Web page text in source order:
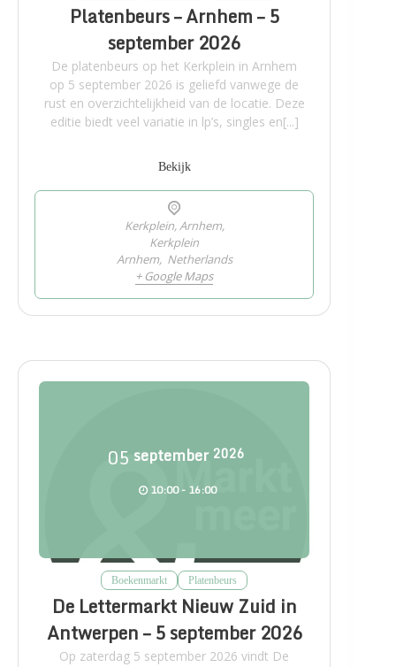
Platenbeurs – Arnhem – 5
september 2026
De platenbeurs op het Kerkplein in Arnhem
op 5 september 2026 is geliefd vanwege de
rust en overzichtelijkheid van de locatie. Deze
editie biedt veel variatie in lp’s, singles en[...]
Bekijk
Kerkplein, Arnhem,
Kerkplein
Arnhem, Netherlands
+ Google Maps
05 september 2026
10:00 - 16:00
Boekenmarkt Platenbeurs
De Lettermarkt Nieuw Zuid in
Antwerpen – 5 september 2026
Op zaterdag 5 september 2026 vindt De